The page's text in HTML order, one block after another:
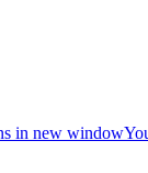
in new window